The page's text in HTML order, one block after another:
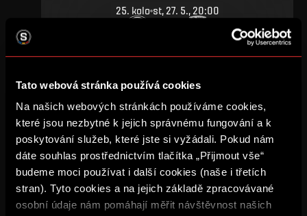
Tato webová stránka používá cookies
Na našich webových stránkách používáme cookies,
které jsou nezbytné k jejich správnému fungování a k
poskytování služeb, které jste si vyžádali. Pokud nám
dáte souhlas prostřednictvím tlačítka „Přijmout vše“
budeme moci používat i další cookies (naše i třetích
stran). Tyto cookies a na jejich základě zpracovávané
osobní údaje nám pomáhají měřit návštěvnost našich
25. kolo st, 27. 5., 20:00
DETAIL
ZÁŘÍ 2019
11.kolo ne, 29. 9., 18:00